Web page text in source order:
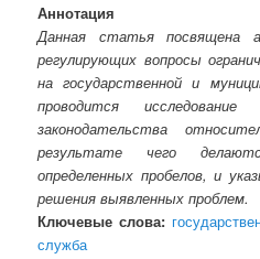
Аннотация
Данная статья посвящена
регулирующих вопросы
на государственной и
проводится исследование
законодательства
результате чего
определенных пробелов, и
решения выявленных проблем.
Ключевые слова:
служба